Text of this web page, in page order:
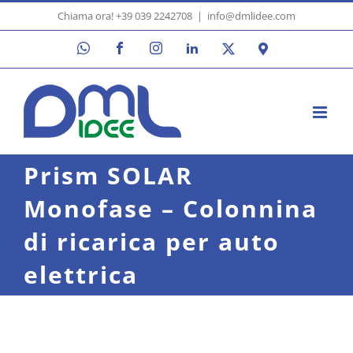
to
Chiama ora! +39 039 2242708 | info@dmlidee.com
WhatsAppFacebookInstagramLinkedIn
Google
Prism SOLAR
Monofase – Colonnina
di ricarica per auto
elettrica